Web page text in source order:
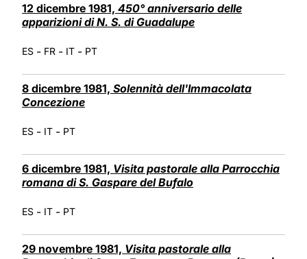
12 dicembre 1981, 450° anniversario delle
apparizioni di N. S. di Guadalupe
ES - FR - IT - PT
8 dicembre 1981, Solennità dell'Immacolata
Concezione
ES - IT - PT
6 dicembre 1981, Visita pastorale alla Parrocchia
romana di S. Gaspare del Bufalo
ES - IT - PT
29 novembre 1981, Visita pastorale alla